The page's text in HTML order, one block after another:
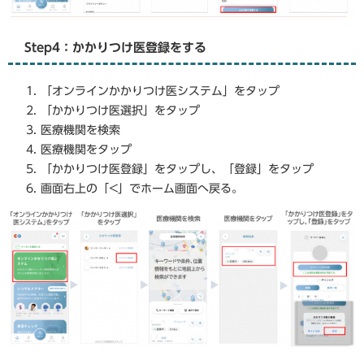
​Step4：かかりつけ医登録をする
「オンラインかかりつけ医システム」をタップ
「かかりつけ医選択」をタップ
医療機関を検索
医療機関をタップ
「かかりつけ医登録」をタップし、「登録」をタップ
画面右上の「<」でホーム画面へ戻る。